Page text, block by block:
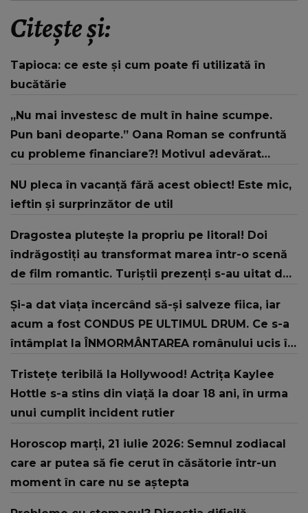
Citește și:
Tapioca: ce este și cum poate fi utilizată în
bucătărie
„Nu mai investesc de mult în haine scumpe.
Pun bani deoparte.” Oana Roman se confruntă
cu probleme financiare?! Motivul adevărat
NU pleca în vacanță fără acest obiect! Este mic,
ieftin și surprinzător de util
Dragostea plutește la propriu pe litoral! Doi
îndrăgostiți au transformat marea într-o scenă
de film romantic. Turiștii prezenți s-au uitat de
Și-a dat viața încercând să-și salveze fiica, iar
acum a fost CONDUS PE ULTIMUL DRUM. Ce s-a
întâmplat la ÎNMORMÂNTAREA românului ucis în
Tristețe teribilă la Hollywood! Actrița Kaylee
Hottle s-a stins din viață la doar 18 ani, în urma
unui cumplit incident rutier
Horoscop marți, 21 iulie 2026: Semnul zodiacal
care ar putea să fie cerut în căsătorie într-un
moment în care nu se aștepta